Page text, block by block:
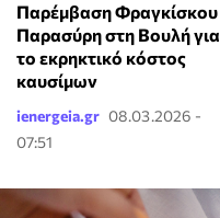
Παρέμβαση Φραγκίσκου
Παρασύρη στη Βουλή για
το εκρηκτικό κόστος
καυσίμων
ienergeia.gr 08.03.2026 -
07:51